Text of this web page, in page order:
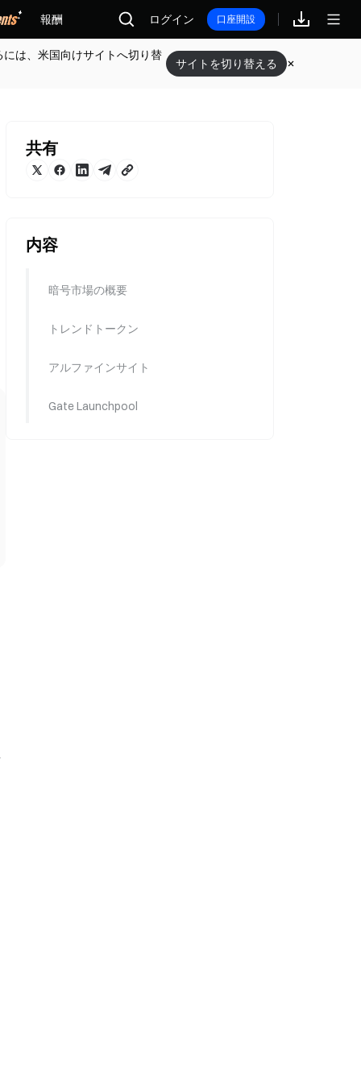
報酬 ログイン 口座開設
は、米国向けサイトへ切り替
サイトを切り替える
共有
内容
暗号市場の概要
トレンドトークン
アルファインサイト
Gate Launchpool